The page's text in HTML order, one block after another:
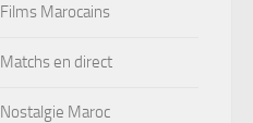
Films Marocains
Matchs en direct
Nostalgie Maroc